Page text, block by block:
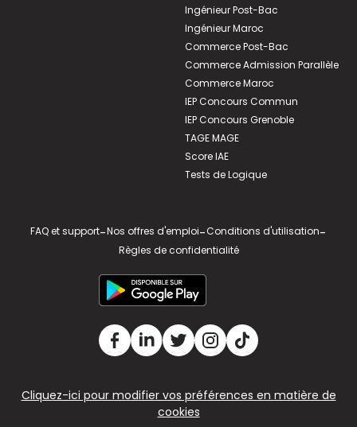
Ingénieur Post-Bac
Ingénieur Maroc
Commerce Post-Bac
Commerce Admission Parallèle
Commerce Maroc
IEP Concours Commun
IEP Concours Grenoble
TAGE MAGE
Score IAE
Tests de Logique
FAQ et support-Nos offres d'emploi-Conditions d'utilisation-
Règles de confidentialité
Cliquez-ici pour modifier vos préférences en matière de
cookies